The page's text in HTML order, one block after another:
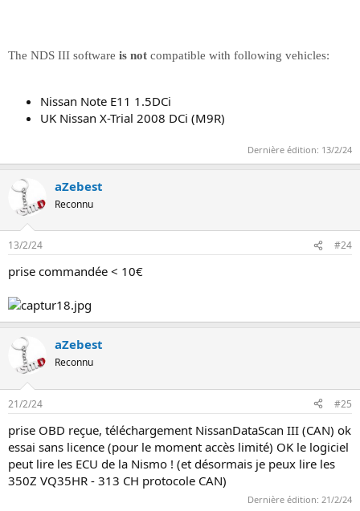
The NDS III software is not compatible with following vehicles:
Nissan Note E11 1.5DCi
UK Nissan X-Trial 2008 DCi (M9R)
Dernière édition: 13/2/24
aZebest
Reconnu
13/2/24 #24
prise commandée < 10€
aZebest
Reconnu
21/2/24 #25
prise OBD reçue, téléchargement NissanDataScan III (CAN) ok
essai sans licence (pour le moment accès limité) OK le logiciel
peut lire les ECU de la Nismo ! (et désormais je peux lire les
350Z VQ35HR - 313 CH protocole CAN)
Dernière édition: 21/2/24